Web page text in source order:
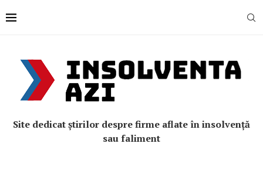
Site dedicat știrilor despre firme aflate în insolvență
sau faliment